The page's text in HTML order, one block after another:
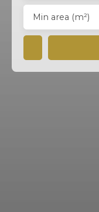
Min area (m²)